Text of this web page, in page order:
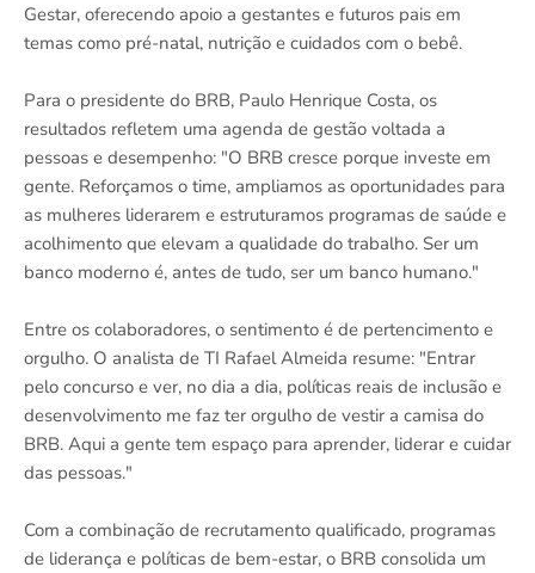
Gestar, oferecendo apoio a gestantes e futuros pais em
temas como pré-natal, nutrição e cuidados com o bebê.
Para o presidente do BRB, Paulo Henrique Costa, os
resultados refletem uma agenda de gestão voltada a
pessoas e desempenho: "O BRB cresce porque investe em
gente. Reforçamos o time, ampliamos as oportunidades para
as mulheres liderarem e estruturamos programas de saúde e
acolhimento que elevam a qualidade do trabalho. Ser um
banco moderno é, antes de tudo, ser um banco humano."
Entre os colaboradores, o sentimento é de pertencimento e
orgulho. O analista de TI Rafael Almeida resume: "Entrar
pelo concurso e ver, no dia a dia, políticas reais de inclusão e
desenvolvimento me faz ter orgulho de vestir a camisa do
BRB. Aqui a gente tem espaço para aprender, liderar e cuidar
das pessoas."
Com a combinação de recrutamento qualificado, programas
de liderança e políticas de bem-estar, o BRB consolida um